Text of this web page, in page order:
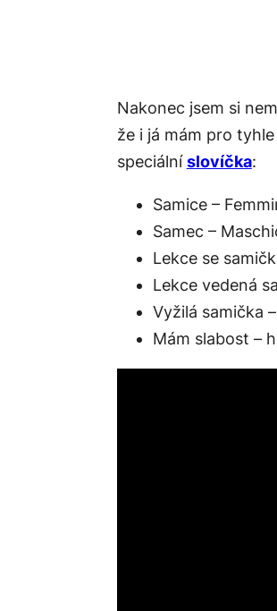
Nakonec jsem si
že i já mám pro
speciálníslovíčka:
Samice –
Samec –
Lekce se
Lekce vedená
Vyžilá samička
Mám slabost –